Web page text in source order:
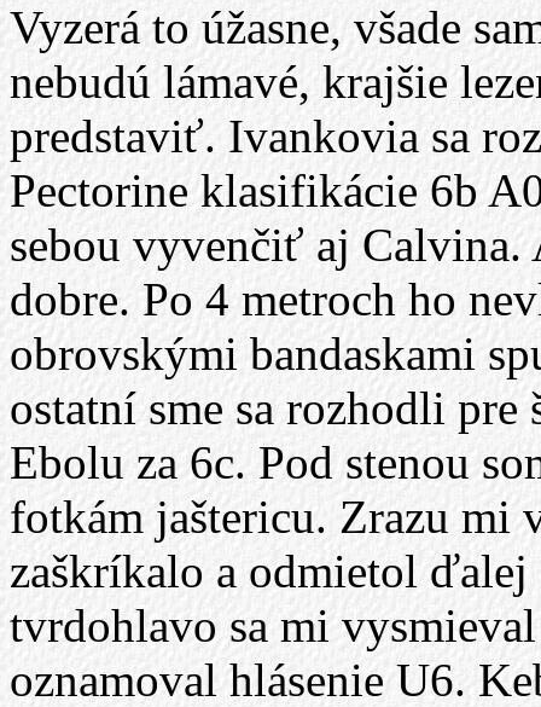
Vyzerá to úžasne, všade
nebudú lámavé, krajšie
predstaviť. Ivankovia sa
Pectorine klasifikácie 6b
sebou vyvenčiť aj Calvina.
dobre. Po 4 metroch ho
obrovskými bandaskami
ostatní sme sa rozhodli pre
Ebolu za 6c. Pod stenou
fotkám jaštericu. Zrazu mi
zaškríkalo a odmietol
tvrdohlavo sa mi
oznamoval hlásenie U6.